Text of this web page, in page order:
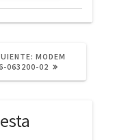
SIGUIENTE
POST:
MODEM
063200-02